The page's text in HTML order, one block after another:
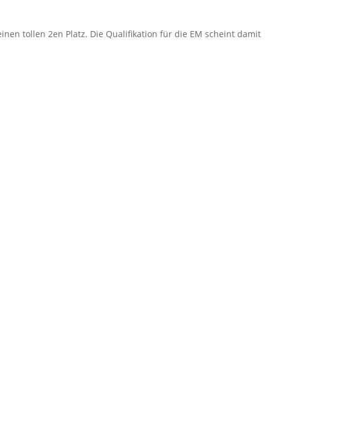
tollen 2en Platz. Die Qualifikation für die EM scheint damit